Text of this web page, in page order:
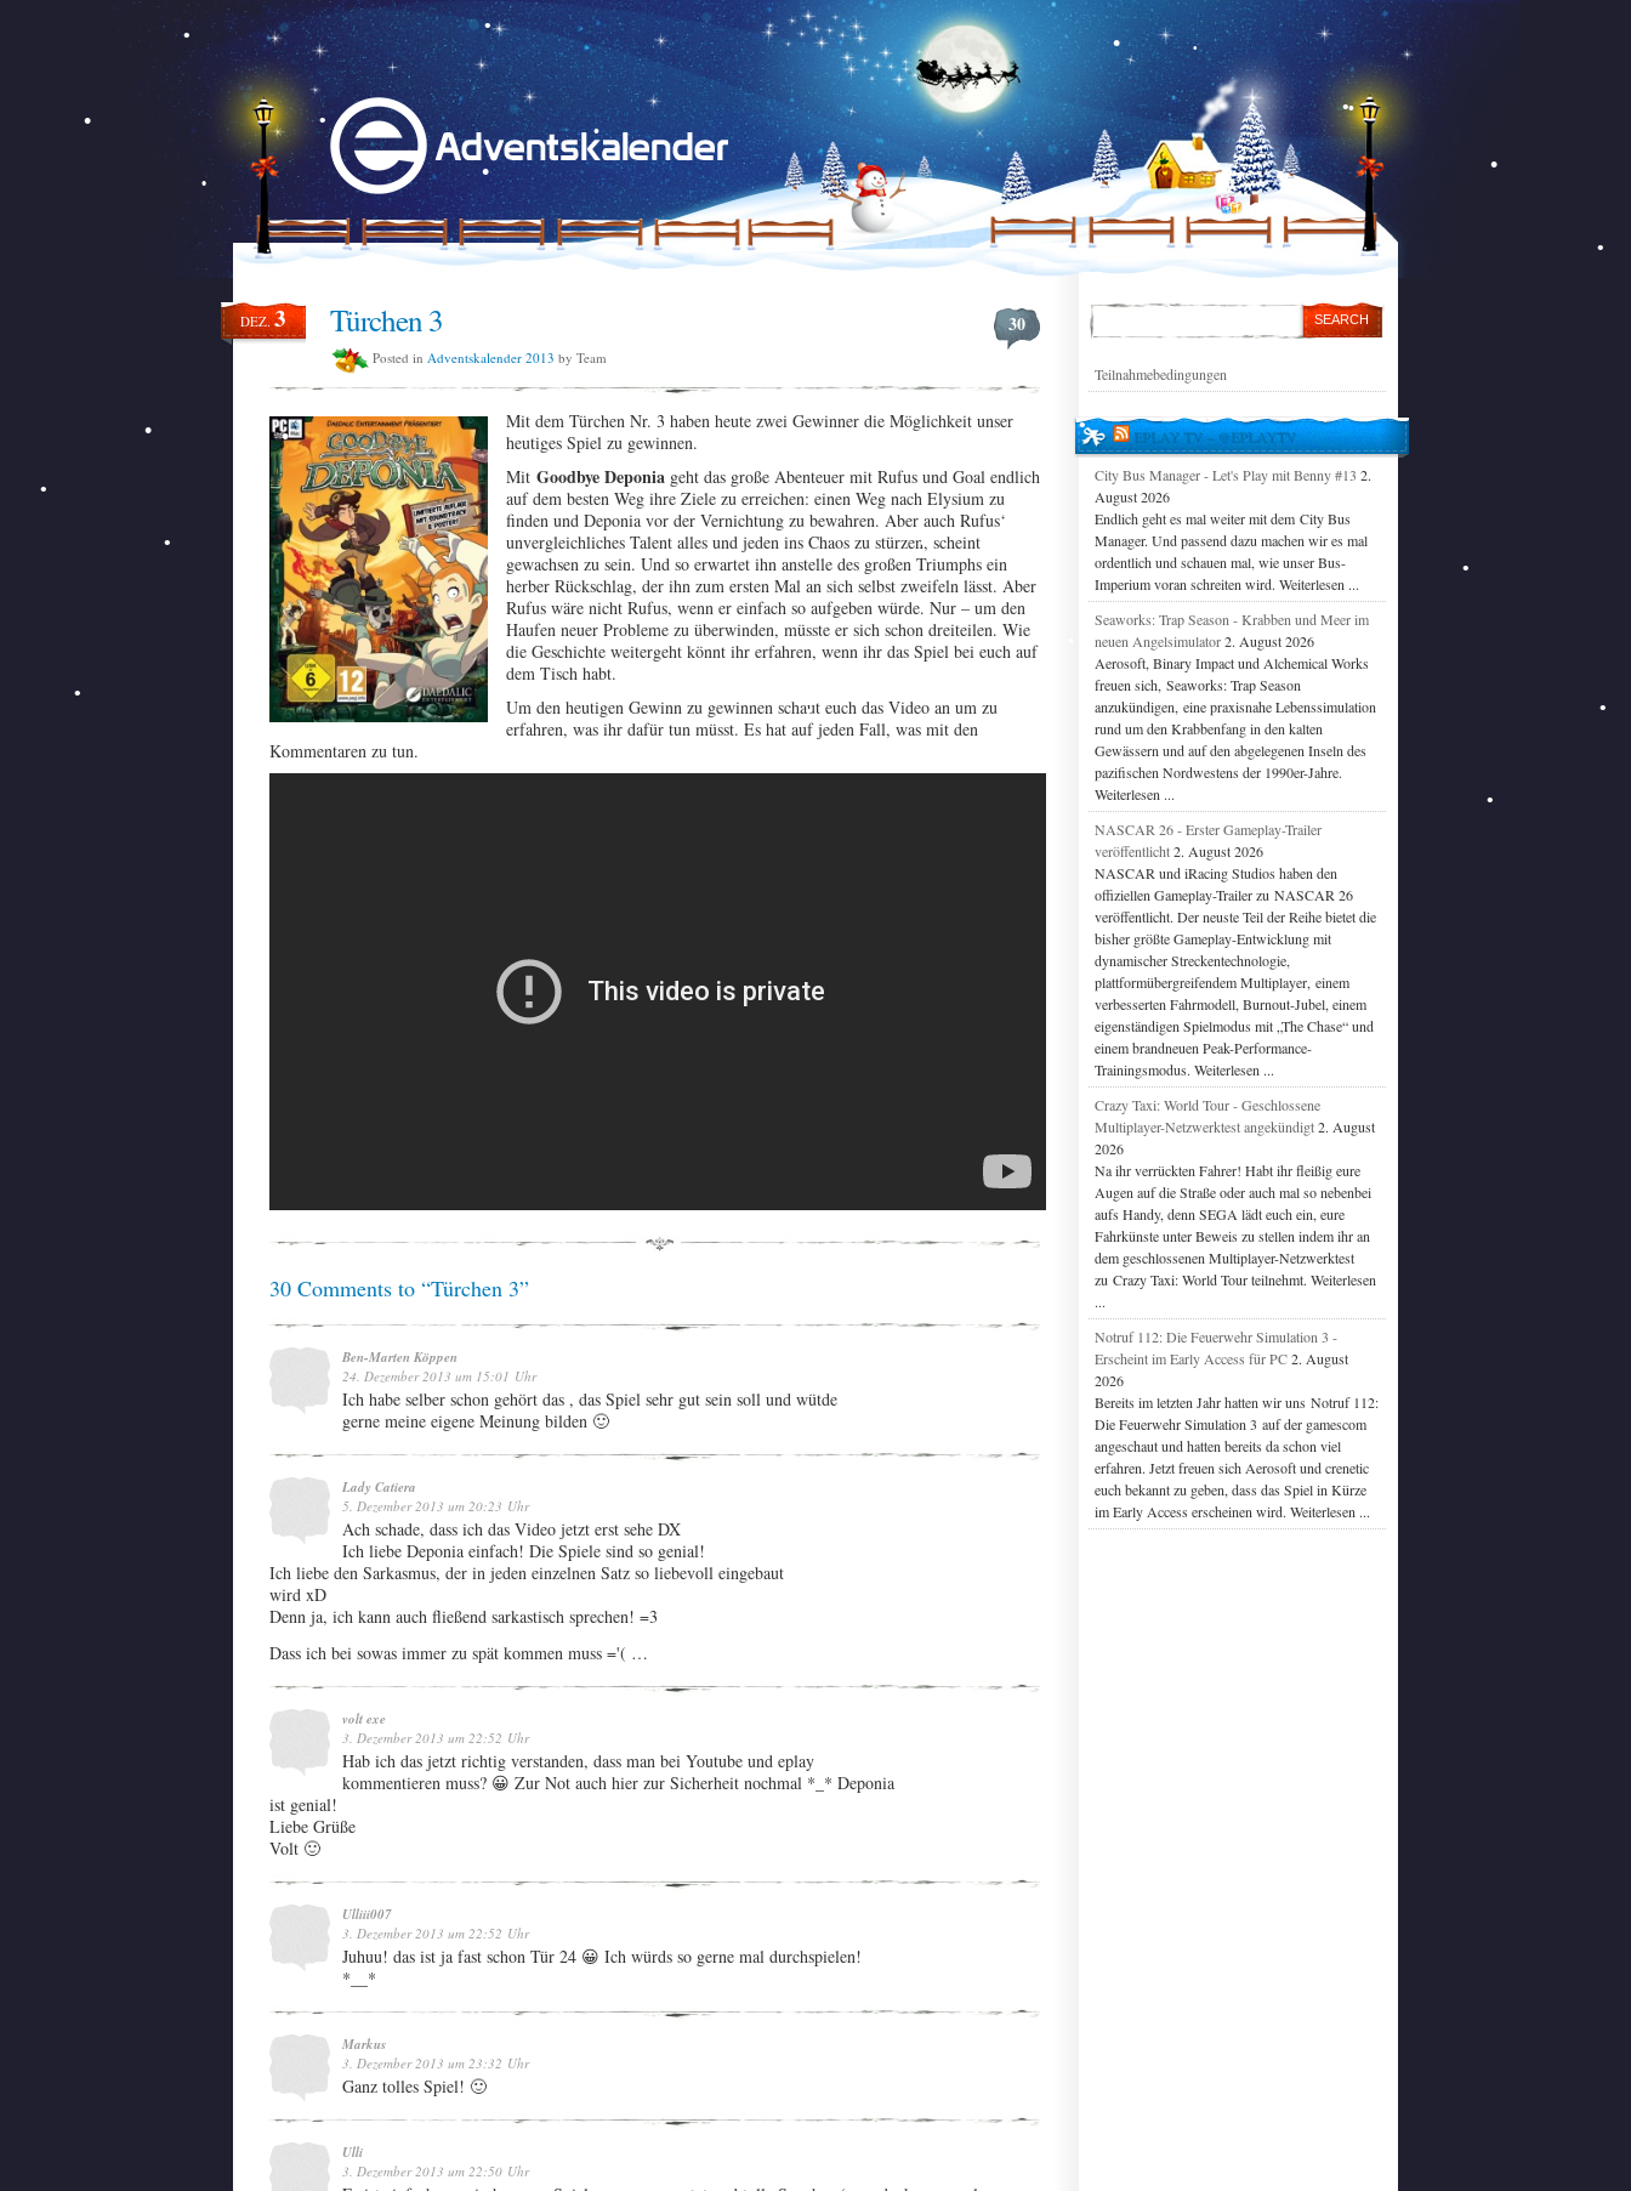
DEZ.3 30
Türchen 3
Posted in Adventskalender 2013 by Team
Mit dem Türchen Nr. 3 haben heute zwei Gewinner die Möglichkeit unser
heutiges Spiel zu gewinnen.
Mit Goodbye Deponia geht das große Abenteuer mit Rufus und Goal endlich
auf dem besten Weg ihre Ziele zu erreichen: einen Weg nach Elysium zu
finden und Deponia vor der Vernichtung zu bewahren. Aber auch Rufus‘
unvergleichliches Talent alles und jeden ins Chaos zu stürzen, scheint
gewachsen zu sein. Und so erwartet ihn anstelle des großen Triumphs ein
herber Rückschlag, der ihn zum ersten Mal an sich selbst zweifeln lässt. Aber
Rufus wäre nicht Rufus, wenn er einfach so aufgeben würde. Nur – um den
Haufen neuer Probleme zu überwinden, müsste er sich schon dreiteilen. Wie
die Geschichte weitergeht könnt ihr erfahren, wenn ihr das Spiel bei euch auf
dem Tisch habt.
Um den heutigen Gewinn zu gewinnen schaut euch das Video an um zu
erfahren, was ihr dafür tun müsst. Es hat auf jeden Fall, was mit den
Kommentaren zu tun.
30 Comments to “Türchen 3”
Ben-Marten Köppen
24. Dezember 2013 um 15:01 Uhr
Ich habe selber schon gehört das , das Spiel sehr gut sein soll und wütde
gerne meine eigene Meinung bilden 🙂
Lady Catiera
5. Dezember 2013 um 20:23 Uhr
Ach schade, dass ich das Video jetzt erst sehe DX
Ich liebe Deponia einfach! Die Spiele sind so genial!
Ich liebe den Sarkasmus, der in jeden einzelnen Satz so liebevoll eingebaut
wird xD
Denn ja, ich kann auch fließend sarkastisch sprechen! =3
Dass ich bei sowas immer zu spät kommen muss ='( …
volt exe
3. Dezember 2013 um 22:52 Uhr
Hab ich das jetzt richtig verstanden, dass man bei Youtube und eplay
kommentieren muss? 😀 Zur Not auch hier zur Sicherheit nochmal *_* Deponia
ist genial!
Liebe Grüße
Volt 🙂
Ulliii007
3. Dezember 2013 um 22:52 Uhr
Juhuu! das ist ja fast schon Tür 24 😀 Ich würds so gerne mal durchspielen!
*__*
Markus
3. Dezember 2013 um 23:32 Uhr
Ganz tolles Spiel! 🙂
Ulli
3. Dezember 2013 um 22:50 Uhr
Teilnahmebedingungen
EPLAY TV – @EPLAYTV
City Bus Manager - Let's Play mit Benny #13 2.
August 2026
Endlich geht es mal weiter mit dem City Bus
Manager. Und passend dazu machen wir es mal
ordentlich und schauen mal, wie unser Bus-
Imperium voran schreiten wird. Weiterlesen ...
Seaworks: Trap Season - Krabben und Meer im
neuen Angelsimulator2. August 2026
Aerosoft, Binary Impact und Alchemical Works
freuen sich, Seaworks: Trap Season
anzukündigen, eine praxisnahe Lebenssimulation
rund um den Krabbenfang in den kalten
Gewässern und auf den abgelegenen Inseln des
pazifischen Nordwestens der 1990er-Jahre.
Weiterlesen ...
NASCAR 26 - Erster Gameplay-Trailer
veröffentlicht2. August 2026
NASCAR und iRacing Studios haben den
offiziellen Gameplay-Trailer zu NASCAR 26
veröffentlicht. Der neuste Teil der Reihe bietet die
bisher größte Gameplay-Entwicklung mit
dynamischer Streckentechnologie,
plattformübergreifendem Multiplayer, einem
verbesserten Fahrmodell, Burnout-Jubel, einem
eigenständigen Spielmodus mit „The Chase“ und
einem brandneuen Peak-Performance-
Trainingsmodus. Weiterlesen ...
Crazy Taxi: World Tour - Geschlossene
Multiplayer-Netzwerktest angekündigt2. August
2026
Na ihr verrückten Fahrer! Habt ihr fleißig eure
Augen auf die Straße oder auch mal so nebenbei
aufs Handy, denn SEGA lädt euch ein, eure
Fahrkünste unter Beweis zu stellen indem ihr an
dem geschlossenen Multiplayer-Netzwerktest
zu Crazy Taxi: World Tour teilnehmt. Weiterlesen
...
Notruf 112: Die Feuerwehr Simulation 3 -
Erscheint im Early Access für PC2. August
2026
Bereits im letzten Jahr hatten wir uns Notruf 112:
Die Feuerwehr Simulation 3 auf der gamescom
angeschaut und hatten bereits da schon viel
erfahren. Jetzt freuen sich Aerosoft und crenetic
euch bekannt zu geben, dass das Spiel in Kürze
im Early Access erscheinen wird. Weiterlesen ...